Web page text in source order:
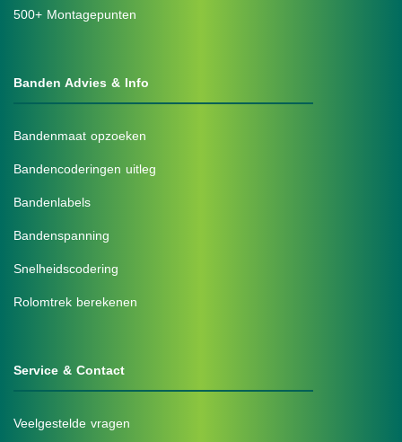
500+ Montagepunten
Banden Advies & Info
Bandenmaat opzoeken
Bandencoderingen uitleg
Bandenlabels
Bandenspanning
Snelheidscodering
Rolomtrek berekenen
Service & Contact
Veelgestelde vragen